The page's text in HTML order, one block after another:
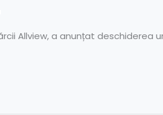
Allview, a anunțat deschiderea